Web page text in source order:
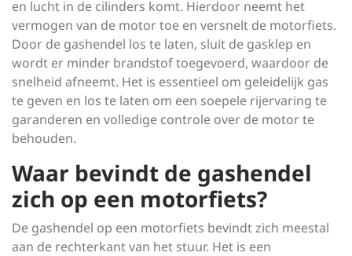
en lucht in de cilinders komt. Hierdoor neemt het
vermogen van de motor toe en versnelt de motorfiets.
Door de gashendel los te laten, sluit de gasklep en
wordt er minder brandstof toegevoerd, waardoor de
snelheid afneemt. Het is essentieel om geleidelijk gas
te geven en los te laten om een soepele rijervaring te
garanderen en volledige controle over de motor te
behouden.
Waar bevindt de gashendel
zich op een motorfiets?
De gashendel op een motorfiets bevindt zich meestal
aan de rechterkant van het stuur. Het is een